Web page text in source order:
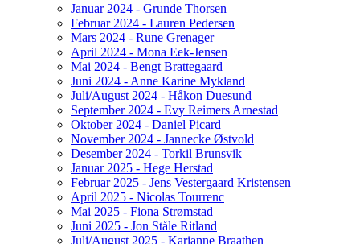
Januar 2024 - Grunde Thorsen
Februar 2024 - Lauren Pedersen
Mars 2024 - Rune Grenager
April 2024 - Mona Eek-Jensen
Mai 2024 - Bengt Brattegaard
Juni 2024 - Anne Karine Mykland
Juli/August 2024 - Håkon Duesund
September 2024 - Evy Reimers Arnestad
Oktober 2024 - Daniel Picard
November 2024 - Jannecke Østvold
Desember 2024 - Torkil Brunsvik
Januar 2025 - Hege Herstad
Februar 2025 - Jens Vestergaard Kristensen
April 2025 - Nicolas Tourrenc
Mai 2025 - Fiona Strømstad
Juni 2025 - Jon Ståle Ritland
Juli/August 2025 - Karianne Braathen